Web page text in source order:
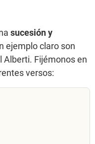
sucesión y
ejemplo claro son
Alberti. Fijémonos en
versos: